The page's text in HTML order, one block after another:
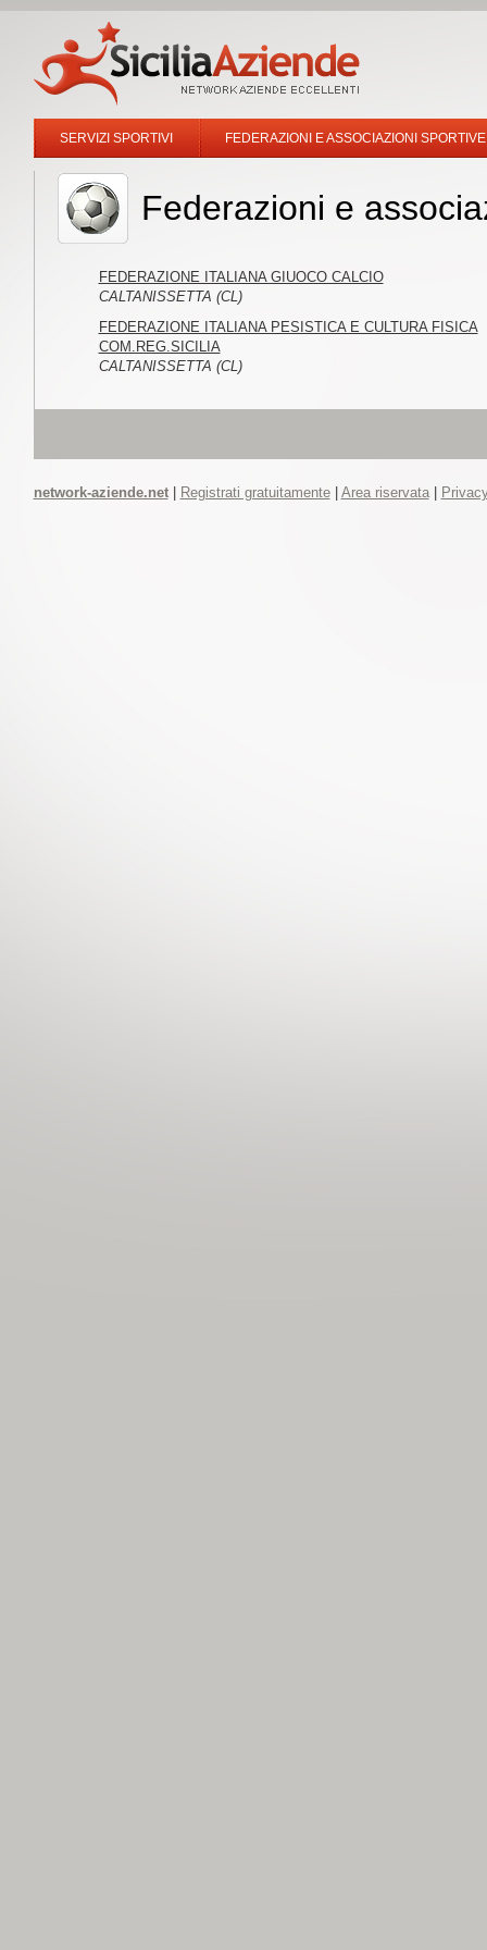
SERVIZI SPORTIVI FEDERAZIONI E ASSOCIAZIONI SPORTIVE
Federazioni e
FEDERAZIONE ITALIANA GIUOCO CALCIO
CALTANISSETTA (CL)
FEDERAZIONE ITALIANA PESISTICA E CULTURA FISICA
COM.REG.SICILIA
CALTANISSETTA (CL)
network-aziende.net| Registrati gratuitamente| Area riservata|